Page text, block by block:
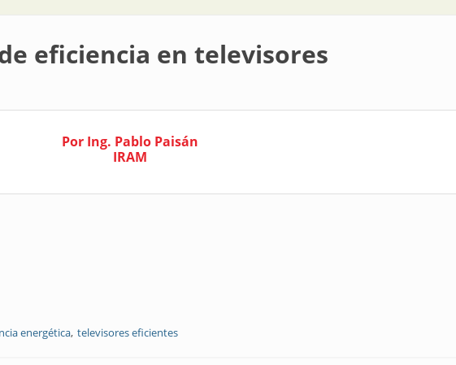
eficiencia en televisores
Por Ing. Pablo Paisán
IRAM
energética televisores eficientes